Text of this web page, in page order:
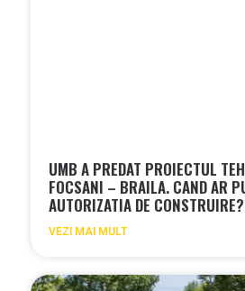
UMB A PREDAT PROIECTUL
FOCSANI – BRAILA. CAND AR
AUTORIZATIA DE CONSTRUIRE?
VEZI MAI MULT